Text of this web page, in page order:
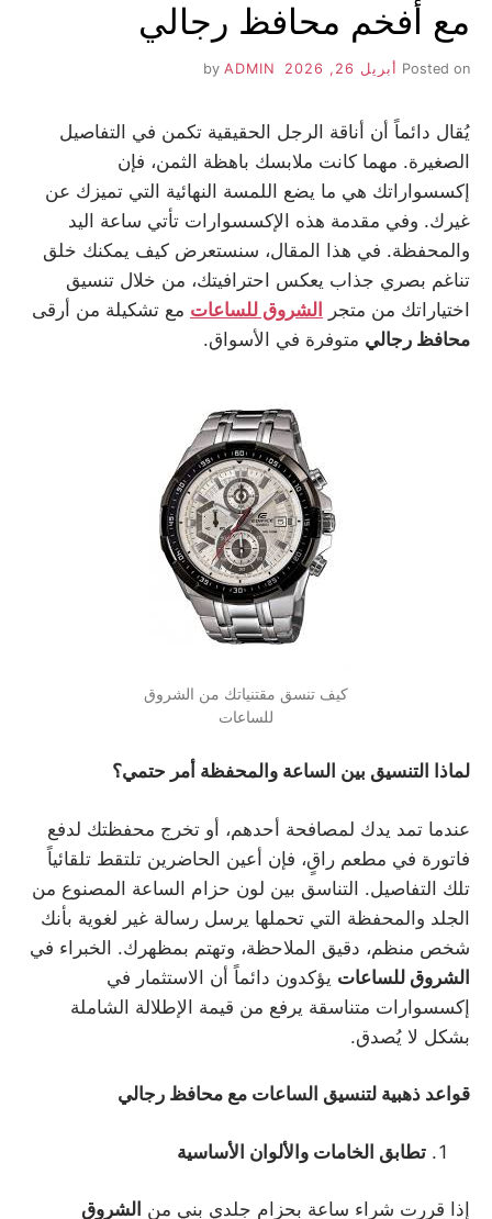
مع أفخم محافظ رجالي
Posted on أبريل 26, 2026 ADMIN
يُقال دائماً أن أناقة الرجل الحقيقية تكمن في التفاصيل
الصغيرة. مهما كانت ملابسك باهظة الثمن، فإن
إكسسواراتك هي ما يضع اللمسة النهائية التي تميزك عن
غيرك. وفي مقدمة هذه الإكسسوارات تأتي ساعة اليد
والمحفظة. في هذا المقال، سنستعرض كيف يمكنك خلق
تناغم بصري جذاب يعكس احترافيتك، من خلال تنسيق
اختياراتك من متجر
الشروق للساعات مع تشكيلة من أرقى
محافظ رجالي متوفرة في الأسواق.
كيف تنسق مقتنياتك من الشروق
للساعات
لماذا التنسيق بين الساعة والمحفظة أمر حتمي؟
عندما تمد يدك لمصافحة أحدهم، أو تخرج محفظتك لدفع
فاتورة في مطعم راقٍ، فإن أعين الحاضرين تلتقط تلقائياً
تلك التفاصيل. التناسق بين لون حزام الساعة المصنوع من
الجلد والمحفظة التي تحملها يرسل رسالة غير لغوية بأنك
شخص منظم، دقيق الملاحظة، وتهتم بمظهرك. الخبراء في
الشروق للساعات يؤكدون دائماً أن الاستثمار في
إكسسوارات متناسقة يرفع من قيمة الإطلالة الشاملة
بشكل لا يُصدق.
قواعد ذهبية لتنسيق الساعات مع محافظ رجالي
تطابق الخامات والألوان الأساسية
إذا قررت شراء ساعة بحزام جلدي بني من الشروق